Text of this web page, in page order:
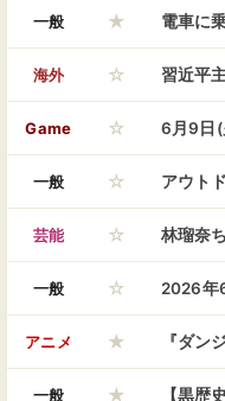
で最終
一般 ★ 電車に
→ 彼氏
海外 ☆ 習近平
の警戒
Game ☆ 6月9日
一般 ☆ アウト
芸能 ☆ 林瑠奈
一般 ☆ 2026年
アニメ ★ 『ダン
ヘステ
一般 ★ 【黒歴